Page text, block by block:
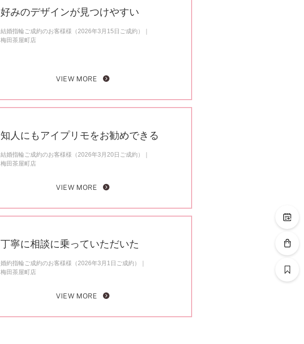
好みのデザインが見つけやすい
結婚指輪ご成約のお客様様（2026年3月15日ご成約）
梅田茶屋町店
VIEW MORE
知人にもアイプリモをお勧めできる
結婚指輪ご成約のお客様様（2026年3月20日ご成約）
梅田茶屋町店
VIEW MORE
丁寧に相談に乗っていただいた
婚約指輪ご成約のお客様様（2026年3月1日ご成約）
梅田茶屋町店
VIEW MORE